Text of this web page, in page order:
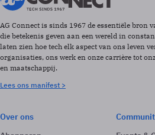
AG Connect is sinds 1967 de essentiële bron
die betekenis geven aan een wereld in
laten zien hoe tech elk aspect van ons leven
organisaties, ons werk en onze carrière tot
en maatschappij.
Lees ons manifest >
Over ons